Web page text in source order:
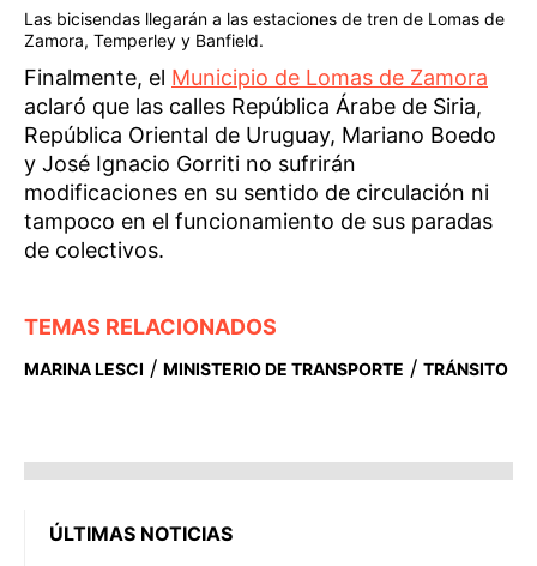
Las bicisendas llegarán a las estaciones de tren de Lomas de
Zamora, Temperley y Banfield.
Finalmente, el Municipio de Lomas de Zamora
aclaró que las calles República Árabe de Siria,
República Oriental de Uruguay, Mariano Boedo
y José Ignacio Gorriti no sufrirán
modificaciones en su sentido de circulación ni
tampoco en el funcionamiento de sus paradas
de colectivos.
TEMAS RELACIONADOS
MARINA LESCI / MINISTERIO DE TRANSPORTE / TRÁNSITO
ÚLTIMAS NOTICIAS